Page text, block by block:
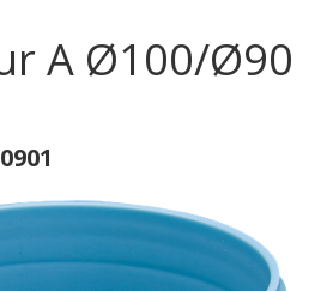
A Ø100/Ø90